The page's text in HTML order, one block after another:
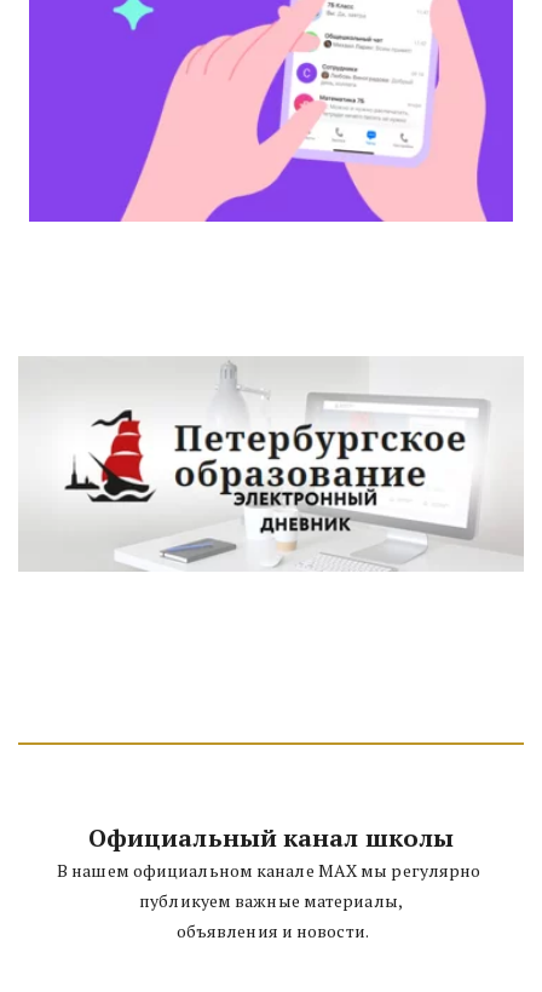
Официальный канал школы
В нашем официальном канале MAX мы регулярно
публикуем важные материалы,
объявления и новости.